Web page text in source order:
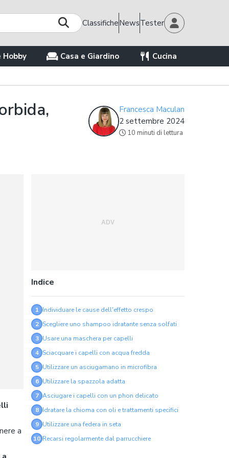
ClassificheNewsTester
Hobby Casa e Giardino Cucina
Francesca Maculan
2 settembre 2024
10 minuti di lettura
Indice
1 Individuare le cause dell'effetto crespo
2 Scegliere uno shampoo idratante senza solfati
3 Usare una maschera per capelli
4 Sciacquare i capelli con acqua fredda
5 Utilizzare un asciugamano in microfibra
6 Utilizzare la spazzola adatta
7 Asciugare i capelli con un phon delicato
8 Idratare la chioma con oli e trattamenti specifici
9 Utilizzare una federa in seta
10 Recarsi regolarmente dal parrucchiere
a